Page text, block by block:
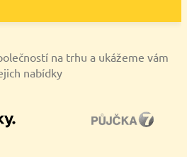
na trhu a ukážeme vám
nabídky